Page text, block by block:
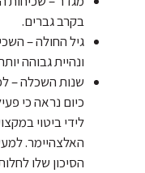
בקרב גברים.
גיל החולה –
ונהיית גבוהה
שנות השכלה –
כיום נראה כי
לידי ביטוי
האלצהיימר.
הסיכון שלו